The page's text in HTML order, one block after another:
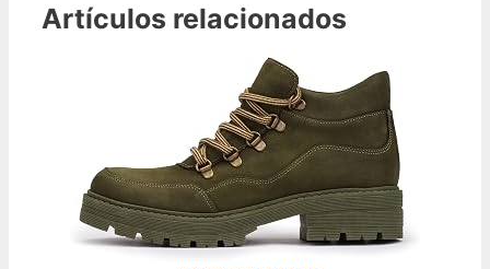
Artículos relacionados